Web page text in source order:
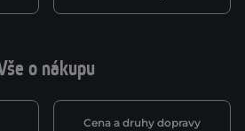
o nákupu
Cena a druhy dopravy